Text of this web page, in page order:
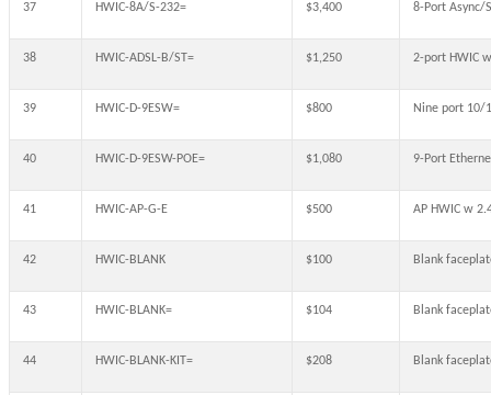
37 HWIC-8A/S-232= $3,400 8-Port Async/
38 HWIC-ADSL-B/ST= $1,250 2-port HWIC
39 HWIC-D-9ESW= $800 Nine port 10/
40 HWIC-D-9ESW-POE= $1,080 9-Port
41 HWIC-AP-G-E $500 AP HWIC w
42 HWIC-BLANK $100 Blank
43 HWIC-BLANK= $104 Blank
44 HWIC-BLANK-KIT= $208 Blank